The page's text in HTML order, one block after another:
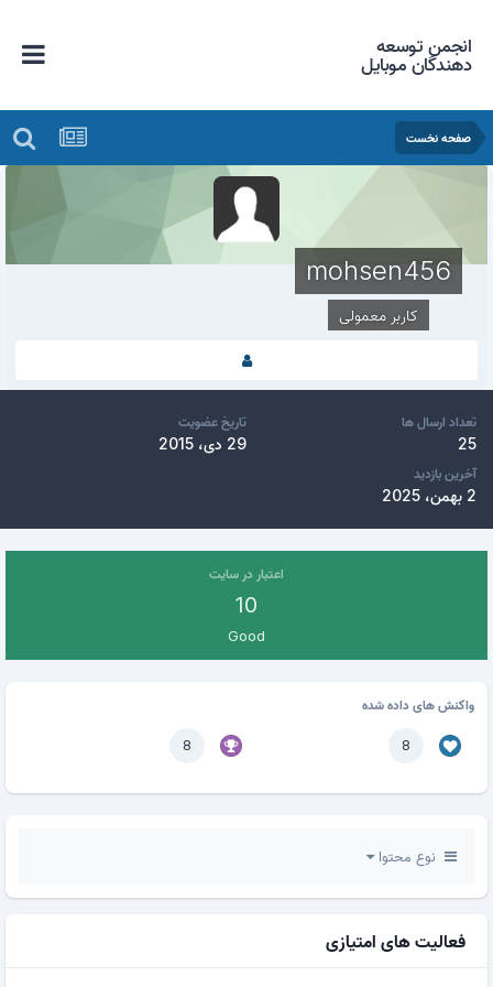
انجمن توسعه
دهندگان موبایل
صفحه نخست
mohsen456
کاربر معمولی
تعداد ارسال ها
25
تاریخ عضویت
29 دی، 2015
آخرین بازدید
2 بهمن، 2025
اعتبار در سایت
10
Good
واکنش های داده شده
8
8
نوع محتوا
فعالیت های امتیازی